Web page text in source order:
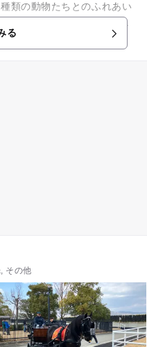
類の動物たちとのふれあい
ンツが盛りだくさん！園内
る
その他